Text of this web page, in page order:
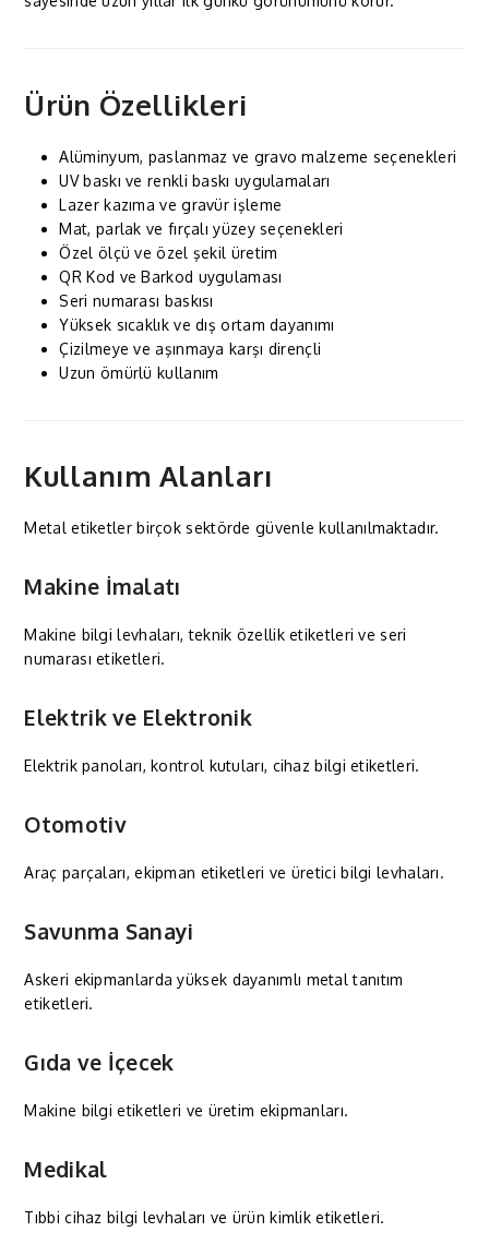
Ürün Özellikleri
Alüminyum, paslanmaz ve gravo malzeme seçenekleri
UV baskı ve renkli baskı uygulamaları
Lazer kazıma ve gravür işleme
Mat, parlak ve fırçalı yüzey seçenekleri
Özel ölçü ve özel şekil üretim
QR Kod ve Barkod uygulaması
Seri numarası baskısı
Yüksek sıcaklık ve dış ortam dayanımı
Çizilmeye ve aşınmaya karşı dirençli
Uzun ömürlü kullanım
Kullanım Alanları
Metal etiketler birçok sektörde güvenle kullanılmaktadır.
Makine İmalatı
Makine bilgi levhaları, teknik özellik etiketleri ve seri
numarası etiketleri.
Elektrik ve Elektronik
Elektrik panoları, kontrol kutuları, cihaz bilgi etiketleri.
Otomotiv
Araç parçaları, ekipman etiketleri ve üretici bilgi levhaları.
Savunma Sanayi
Askeri ekipmanlarda yüksek dayanımlı metal tanıtım
etiketleri.
Gıda ve İçecek
Makine bilgi etiketleri ve üretim ekipmanları.
Medikal
Tıbbi cihaz bilgi levhaları ve ürün kimlik etiketleri.